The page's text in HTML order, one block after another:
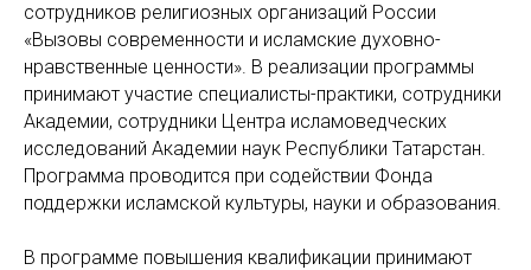
сотрудников религиозных организаций России
«Вызовы современности и исламские духовно-
нравственные ценности». В реализации программы
принимают участие специалисты-практики, сотрудники
Академии, сотрудники Центра исламоведческих
исследований Академии наук Республики Татарстан.
Программа проводится при содействии Фонда
поддержки исламской культуры, науки и образования.
В программе повышения квалификации принимают